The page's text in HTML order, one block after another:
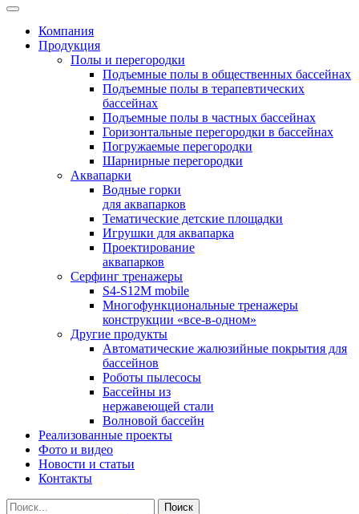
Компания
Продукция
Полы и перегородки
Подъемные полы в общественных бассейнах
Подъемные полы в терапевтических
бассейнах
Подъемные полы в частных бассейнах
Горизонтальные перегородки в бассейнах
Погружаемые перегородки
Шарнирные перегородки
Аквапарки
Водные горки
для аквапарков
Тематические детские площадки
Игрушки для аквапарка
Проектирование
аквапарков
Серфинг тренажеры
S4-S12M mobile
Многофункциональные тренажеры
конструкции «все-в-одном»
Другие продукты
Автоматические жалюзийные покрытия для
бассейнов
Роботы пылесосы
Бассейны из
нержавеющей стали
Волновой бассейн
Реализованные проекты
Фото и видео
Новости и статьи
Контакты
Поиск